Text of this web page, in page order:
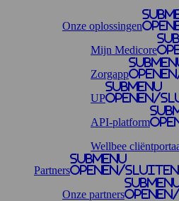
Onze oplossingen
Mijn Medicore
Zorgapp
UP
Submenu
openen/
API-platform
Wellbee
Partners
Submenu
openen/sluiten
Onze partners